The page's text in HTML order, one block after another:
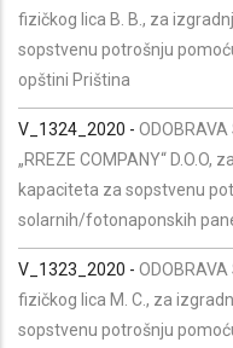
fizičkog lica B. B., za
sopstvenu potrošnju
opštini Priština
V_1324_2020 -
„RREZE COMPANY“
kapaciteta za sopstvenu
solarnih/fotonaponskih
V_1323_2020 -
fizičkog lica M. C., za
sopstvenu potrošnju